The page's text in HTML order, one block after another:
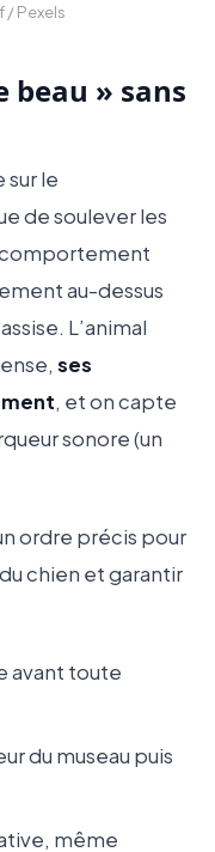
/ Pexels
beau » sans
sur le
de soulever les
comportement
au-dessus
L’animal
ses
, et on capte
sonore (un
ordre précis pour
chien et garantir
avant toute
du museau puis
même